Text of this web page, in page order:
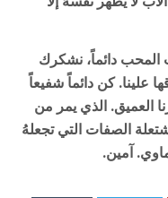
المحب دائماً، نشكرك
علينا. كن دائماً شفيعاً
العميق. الذي يمر من
الصفات التي تجعلهُ
آمين.